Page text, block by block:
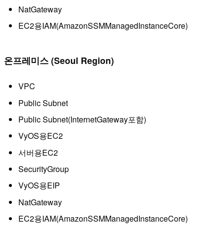
NatGateway
EC2용IAM(AmazonSSMManagedInstanceCore)
온프레미스 (Seoul Region)
VPC
Public Subnet
Public Subnet(InternetGateway포함)
VyOS용EC2
서버용EC2
SecurityGroup
VyOS용EIP
NatGateway
EC2용IAM(AmazonSSMManagedInstanceCore)